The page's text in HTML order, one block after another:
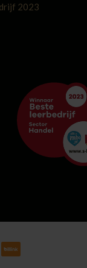
2023